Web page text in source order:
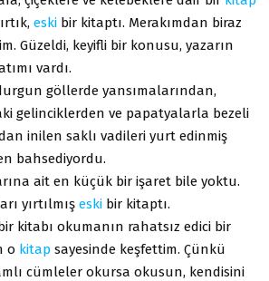
eski bir kitaptı. Merakımdan biraz
Güzeldi, keyifli bir konusu, yazarın
vardı.
göllerde yansımalarından,
gelinciklerden ve papatyalarla bezeli
inilen saklı vadileri yurt edinmiş
bahsediyordu.
ait en küçük bir işaret bile yoktu.
yırtılmış eski bir kitaptı.
kitabı okumanın rahatsız edici bir
o kitap sayesinde keşfettim. Çünkü
cümleler okursa okusun, kendisini